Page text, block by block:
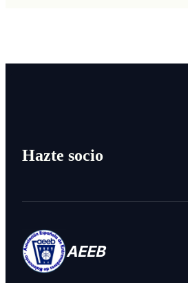
Hazte socio
AEEB